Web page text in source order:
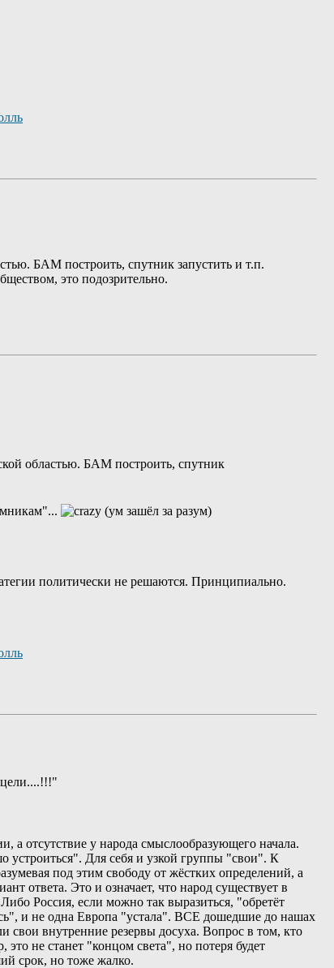
БАМ построить, спутник запустить и т.п.
это подозрительно.
областью. БАМ построить, спутник
политически не решаются. Принципиально.
а отсутствие у народа смыслообразующего начала.
устроиться". Для себя и узкой группы "свои". К
под этим свободу от жёстких определений, а
ответа. Это и означает, что народ существует в
Россия, если можно так выразиться, "обретёт
и не одна Европа "устала". ВСЕ дошедшие до нашах
свои внутренние резервы досуха. Вопрос в том, кто
не станет "концом света", но потеря будет
срок, но тоже жалко.